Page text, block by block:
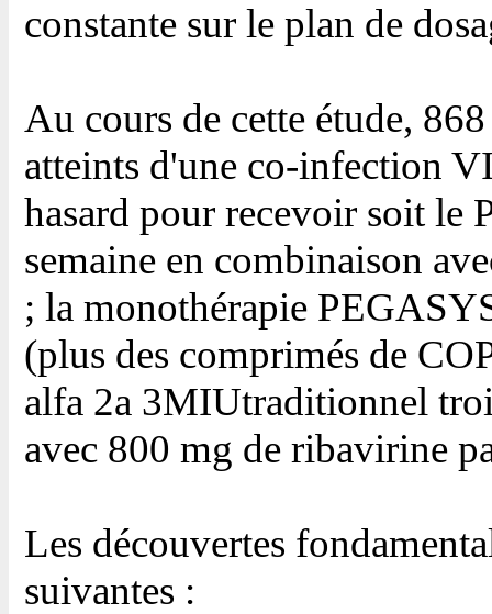
constante sur le plan de
Au cours de cette étude,
atteints d'une co-infection
hasard pour recevoir soit le
semaine en combinaison
; la monothérapie
(plus des comprimés de
alfa 2a 3MIUtraditionnel
avec 800 mg de ribavirine
Les découvertes
suivantes :